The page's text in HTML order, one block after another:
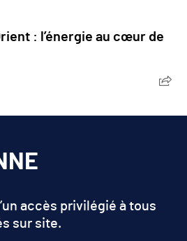
: l’énergie au cœur de
accès privilégié à tous
sur site.